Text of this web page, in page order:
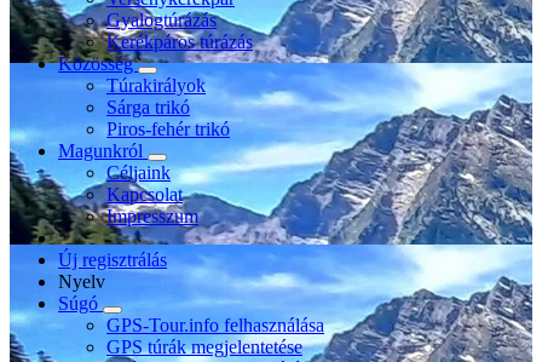
Gyalogtúrázás
Kerékpáros túrázás
Közösség
Túrakirályok
Sárga trikó
Piros-fehér trikó
Magunkról
Céljaink
Kapcsolat
Impresszum
Új regisztrálás
Nyelv
Súgó
GPS-Tour.info felhasználása
GPS túrák megjelentetése